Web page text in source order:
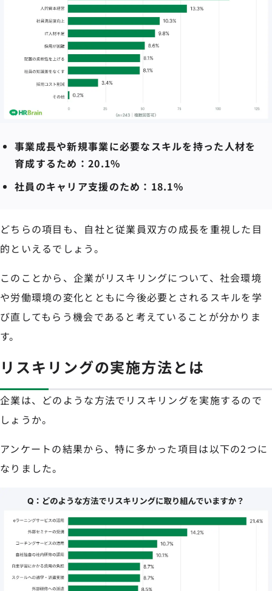
事業成長や新規事業に必要なスキルを持った人材を
育成するため：20.1%
社員のキャリア支援のため：18.1%
どちらの項目も、自社と従業員双方の成長を重視した目
的といえるでしょう。
このことから、企業がリスキリングについて、社会環境
や労働環境の変化とともに今後必要とされるスキルを学
び直してもらう機会であると考えていることが分かりま
す。
リスキリングの実施方法とは
企業は、どのような方法でリスキリングを実施するので
しょうか。
アンケートの結果から、特に多かった項目は以下の2つに
なりました。